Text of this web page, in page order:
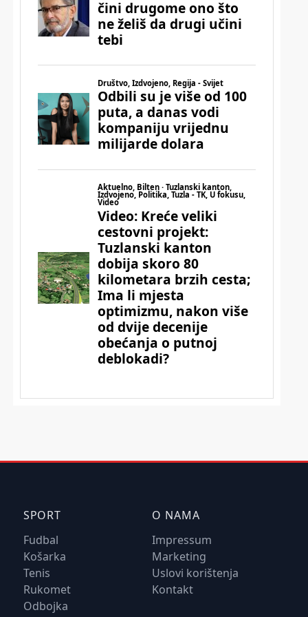
SPORT
Fudbal
Košarka
Tenis
Rukomet
Odbojka
O NAMA
Impressum
Marketing
Uslovi korištenja
Kontakt